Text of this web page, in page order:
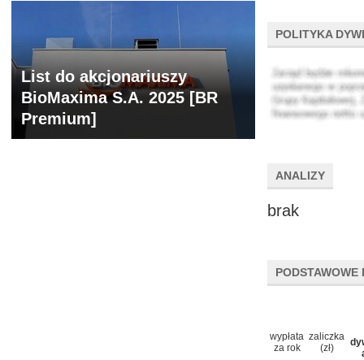
POLITYKA
ANALIZY
brak
PODSTAWOWE
wypłata
za rok
zaliczka
(zł)
List do akcjonariuszy
BioMaxima S.A. 2025 [BR
Premium]